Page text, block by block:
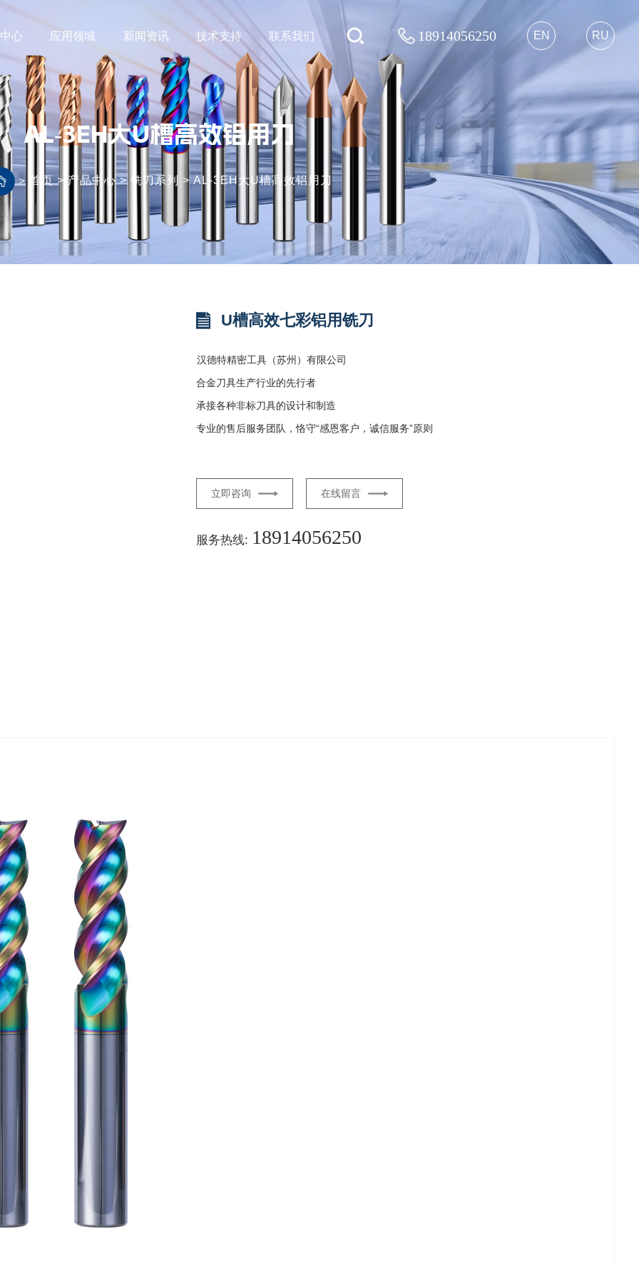
心 应用领域 新闻资讯 技术支持 联系我们 18914056250 EN RU
AL-3EH大U槽高效铝用刀
> 首页> 产品中心>铣刀系列 >AL-3EH大U槽高效铝用刀
U槽高效七彩铝用铣刀
汉德特精密工具（苏州）有限公司
合金刀具生产行业的先行者
承接各种非标刀具的设计和制造
专业的售后服务团队，恪守“感恩客户，诚信服务”原则
立即咨询 在线留言
服务热线: 18914056250